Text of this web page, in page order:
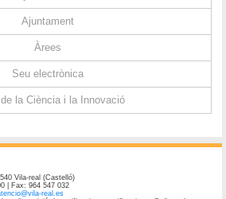
Ajuntament
Àrees
Seu electrònica
la Ciència i la Innovació
Vila-real (Castelló)
| Fax: 964 547 032
real.es